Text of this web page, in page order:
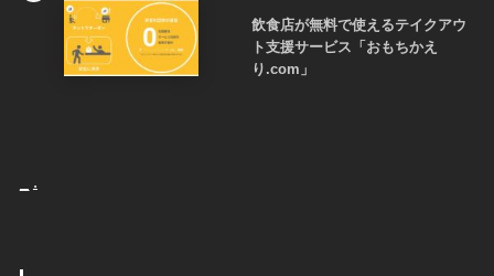
飲食店が無料で使えるテイクアウ
ト支援サービス「おもちかえ
り.com」
.